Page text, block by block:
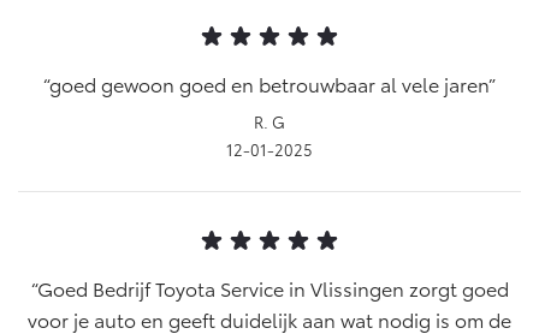
goed gewoon goed en betrouwbaar al vele jaren
R. G
12-01-2025
Goed Bedrijf Toyota Service in Vlissingen zorgt goed
voor je auto en geeft duidelijk aan wat nodig is om de